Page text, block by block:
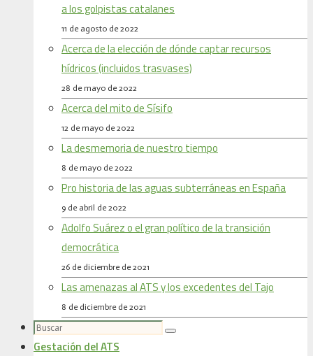
a los golpistas catalanes
11 de agosto de 2022
Acerca de la elección de dónde captar recursos
hídricos (incluidos trasvases)
28 de mayo de 2022
Acerca del mito de Sísifo
12 de mayo de 2022
La desmemoria de nuestro tiempo
8 de mayo de 2022
Pro historia de las aguas subterráneas en España
9 de abril de 2022
Adolfo Suárez o el gran político de la transición
democrática
26 de diciembre de 2021
Las amenazas al ATS y los excedentes del Tajo
8 de diciembre de 2021
Buscar:
Buscar
Gestación del ATS